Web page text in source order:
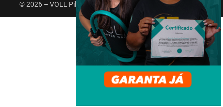
© 2026 – VOLL Pilates Group. Todos os direitos reservados.